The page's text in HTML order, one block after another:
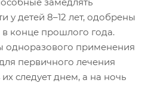
у детей 8–12 лет, одобрены
конце прошлого года.
одноразового применения
первичного лечения
следует днем, а на ночь